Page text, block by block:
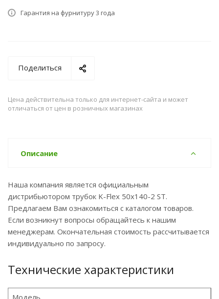
Гарантия на фурнитуру 3 года
Поделиться
Цена действительна только для интернет-сайта и может
отличаться от цен в розничных магазинах
Описание
Наша компания является официальным
дистрибьютором трубок K-Flex 50x140-2 ST.
Предлагаем Вам ознакомиться с каталогом товаров.
Если возникнут вопросы обращайтесь к нашим
менеджерам. Окончательная стоимость рассчитывается
индивидуально по запросу.
Технические характеристики
Модель